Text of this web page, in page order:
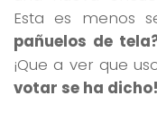
Esta es menos
pañuelos de
¡Que a ver que
votar se ha dicho!